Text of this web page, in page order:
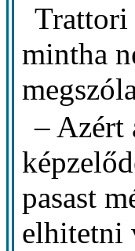
Trattori
mintha
– Azért
pasast